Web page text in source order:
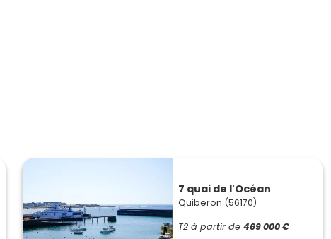
7 quai de l'Océan
Quiberon (56170)
T2 à partir de 469 000 €